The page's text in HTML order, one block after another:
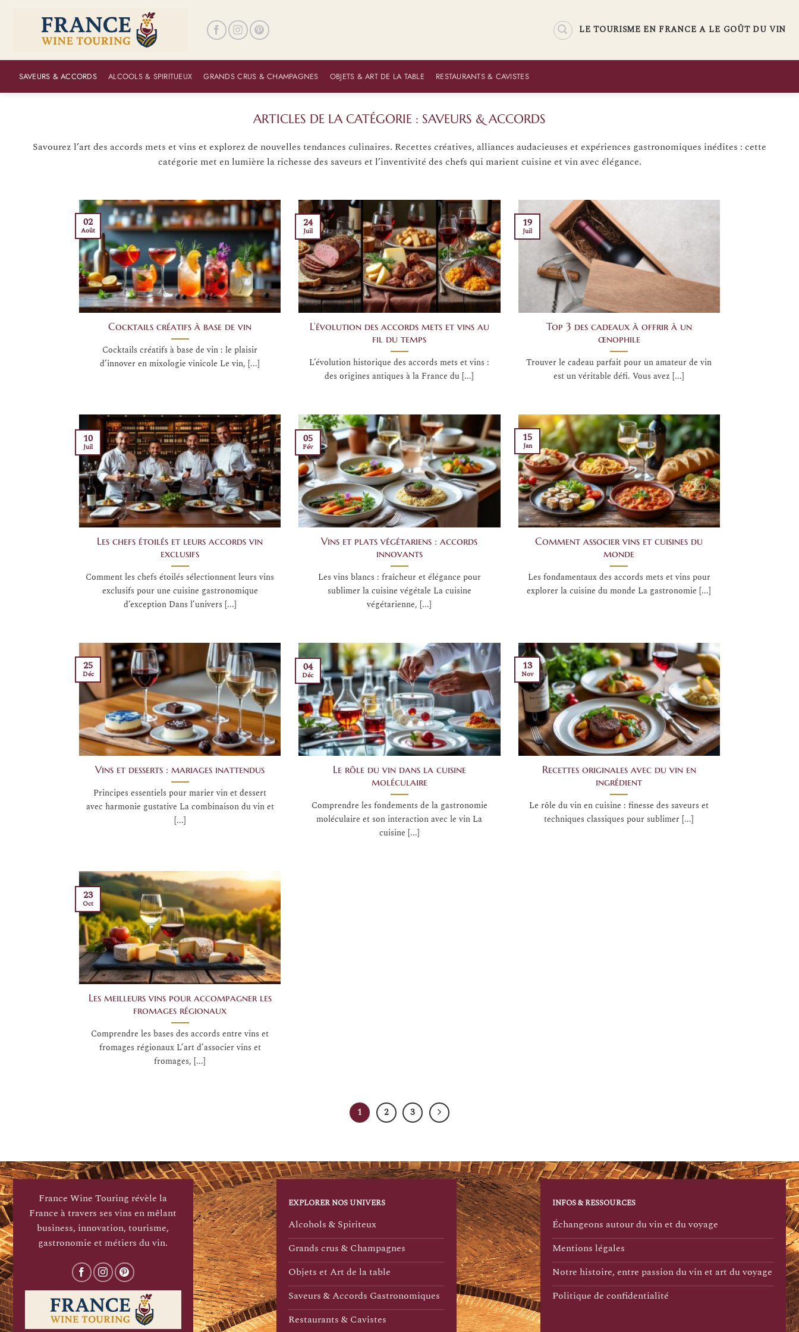
LE TOURISME EN FRANCE A LE GOÛT DU VIN
SAVEURS & ACCORDS ALCOOLS & SPIRITUEUX GRANDS CRUS & CHAMPAGNES OBJETS & ART DE LA TABLE RESTAURANTS & CAVISTES
SAVEURS & ACCORDS
Savourez l’art des accords mets et vins et explorez de nouvelles tendances culinaires. Recettes créatives, alliances audacieuses et expériences gastronomiques inédites : cette
catégorie met en lumière la richesse des saveurs et l’inventivité des chefs qui marient cuisine et vin avec élégance.
Cocktails créatifs à base de vin
Cocktails créatifs à base de vin : le plaisir
d’innover en mixologie vinicole Le vin, [...]
02
Août
L’évolution des accords mets et vins au
fil du temps
L’évolution historique des accords mets et vins :
des origines antiques à la France du [...]
24
Juil
Top 3 des cadeaux à offrir à un
œnophile
Trouver le cadeau parfait pour un amateur de vin
est un véritable défi. Vous avez [...]
19
Juil
Les chefs étoilés et leurs accords vin
exclusifs
Comment les chefs étoilés sélectionnent leurs vins
exclusifs pour une cuisine gastronomique
d’exception Dans l’univers [...]
10
Juil
Vins et plats végétariens : accords
innovants
Les vins blancs : fraîcheur et élégance pour
sublimer la cuisine végétale La cuisine
végétarienne, [...]
05
Fév
Comment associer vins et cuisines du
monde
Les fondamentaux des accords mets et vins pour
explorer la cuisine du monde La gastronomie [...]
15
Jan
Vins et desserts : mariages inattendus
Principes essentiels pour marier vin et dessert
avec harmonie gustative La combinaison du vin et
[...]
25
Déc
Le rôle du vin dans la cuisine
moléculaire
Comprendre les fondements de la gastronomie
moléculaire et son interaction avec le vin La
cuisine [...]
04
Déc
Recettes originales avec du vin en
ingrédient
Le rôle du vin en cuisine : finesse des saveurs et
techniques classiques pour sublimer [...]
13
Nov
Les meilleurs vins pour accompagner les
fromages régionaux
Comprendre les bases des accords entre vins et
fromages régionaux L’art d’associer vins et
fromages, [...]
23
Oct
1 2 3
France Wine Touring révèle la
France à travers ses vins en mêlant
business, innovation, tourisme,
gastronomie et métiers du vin.
EXPLORER NOS UNIVERS
Alcohols & Spiriteux
Grands crus & Champagnes
Objets et Art de la table
Saveurs & Accords Gastronomiques
Restaurants & Cavistes
INFOS & RESSOURCES
Échangeons autour du vin et du voyage
Mentions légales
Notre histoire, entre passion du vin et art du voyage
Politique de confidentialité